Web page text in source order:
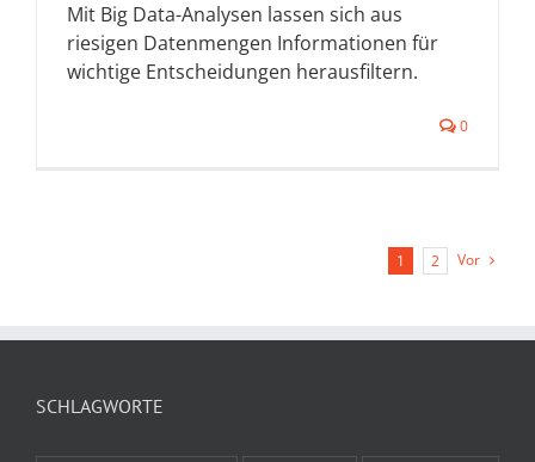
Mit Big Data-Analysen lassen sich aus
riesigen Datenmengen Informationen für
wichtige Entscheidungen herausfiltern.
0
1 2 Vor
SCHLAGWORTE